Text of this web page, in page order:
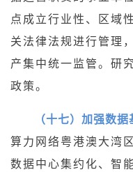
点成立行业性、区域
关法律法规进行管理
产集中统一监管。研
政策。
（十七）加强数
算力网络粤港澳大湾
数据中心集约化、智